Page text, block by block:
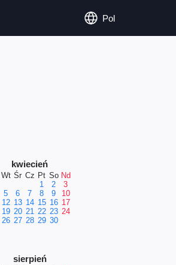
Pol
kwiecień
Wt Śr Cz Pt So Nd
1
2
3
5 6 7 8 9
10
12 13 14 15 16 17
19 20 21 22 23 24
26 27 28 29 30
sierpień